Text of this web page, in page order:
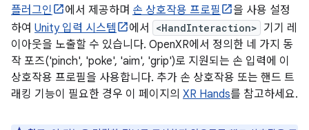
플러그인 에서 제공하며 손 상호작용 프로필
을 사용 설정
하여 Unity 입력 시스템 에서 <HandInteraction> 기기 레
이아웃을 노출할 수 있습니다. OpenXR에서 정의한 네 가지 동
작 포즈('pinch', 'poke', 'aim', 'grip')로 지원되는 손 입력에 이
상호작용 프로필을 사용합니다. 추가 손 상호작용 또는 핸드 트
래킹 기능이 필요한 경우 이 페이지의 XR Hands를 참고하세요.